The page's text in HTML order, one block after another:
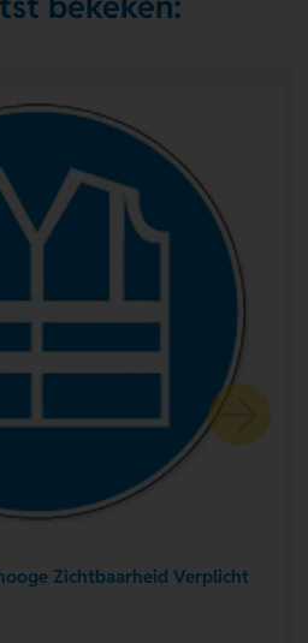
Zichtbaarheid Verplicht